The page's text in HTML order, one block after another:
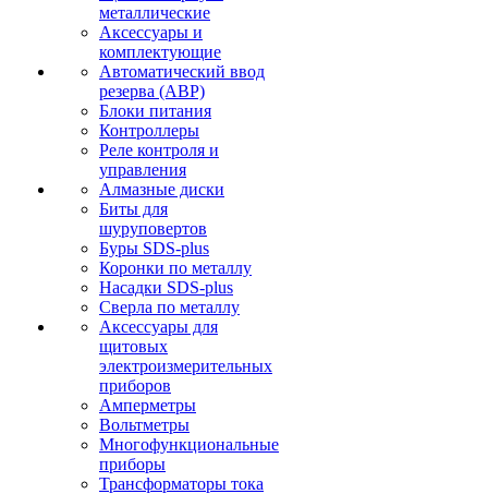
металлические
Аксессуары и
комплектующие
Автоматический ввод
резерва (АВР)
Блоки питания
Контроллеры
Реле контроля и
управления
Алмазные диски
Биты для
шуруповертов
Буры SDS-plus
Коронки по металлу
Насадки SDS-plus
Сверла по металлу
Аксессуары для
щитовых
электроизмерительных
приборов
Амперметры
Вольтметры
Многофункциональные
приборы
Трансформаторы тока